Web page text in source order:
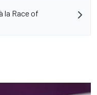
la Race of